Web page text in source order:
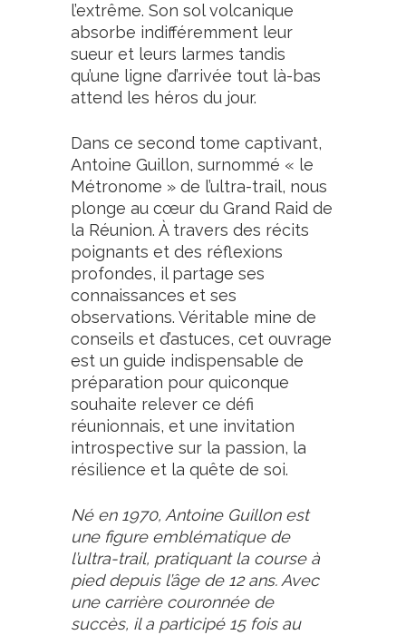
l’extrême. Son sol volcanique
absorbe indifféremment leur
sueur et leurs larmes tandis
qu’une ligne d’arrivée tout là-bas
attend les héros du jour.
Dans ce second tome captivant,
Antoine Guillon, surnommé « le
Métronome » de l’ultra-trail, nous
plonge au cœur du Grand Raid de
la Réunion. À travers des récits
poignants et des réflexions
profondes, il partage ses
connaissances et ses
observations. Véritable mine de
conseils et d’astuces, cet ouvrage
est un guide indispensable de
préparation pour quiconque
souhaite relever ce défi
réunionnais, et une invitation
introspective sur la passion, la
résilience et la quête de soi.
Né en 1970, Antoine Guillon est
une figure emblématique de
l’ultra-trail, pratiquant la course à
pied depuis l’âge de 12 ans. Avec
une carrière couronnée de
succès, il a participé 15 fois au